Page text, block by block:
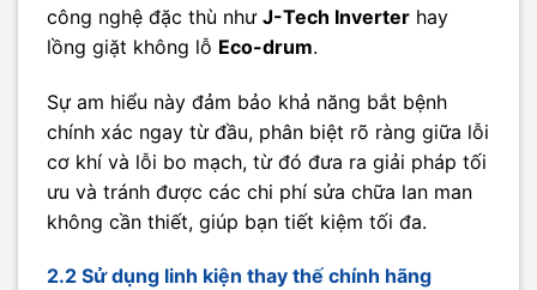
công nghệ đặc thù như J-Tech Inverter hay
lồng giặt không lỗ Eco-drum.
Sự am hiểu này đảm bảo khả năng bắt bệnh
chính xác ngay từ đầu, phân biệt rõ ràng giữa lỗi
cơ khí và lỗi bo mạch, từ đó đưa ra giải pháp tối
ưu và tránh được các chi phí sửa chữa lan man
không cần thiết, giúp bạn tiết kiệm tối đa.
2.2 Sử dụng linh kiện thay thế chính hãng